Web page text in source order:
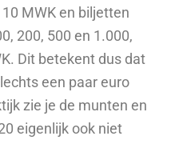
MWK en biljetten
200, 500 en 1.000,
Dit betekent dus dat
een paar euro
zie je de munten en
eigenlijk ook niet